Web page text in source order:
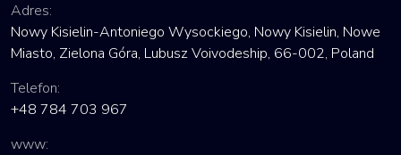
Adres:
Nowy Kisielin-Antoniego Wysockiego, Nowy Kisielin, Nowe
Miasto, Zielona Góra, Lubusz Voivodeship, 66-002, Poland
Telefon:
+48 784 703 967
www: